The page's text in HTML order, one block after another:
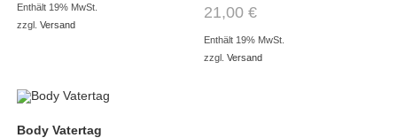
Enthält 19% MwSt.
zzgl. Versand
21,00€
Enthält 19% MwSt.
zzgl.Versand
Body Vatertag